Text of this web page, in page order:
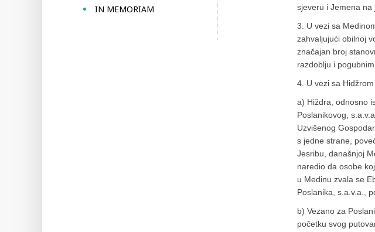
IN MEMORIAM
sjeveru i Jemena na
3. U vezi sa
zahvaljujući obilnoj
značajan broj
razdoblju i
4. U vezi sa
a) Hiždra, odnosno
Poslanikovog,
Uzvišenog
s jedne strane,
Jesribu, današnjoj
naredio da osobe
u Medinu zvala se
Poslanika, s.a.v.a.,
b) Vezano za
početku svog